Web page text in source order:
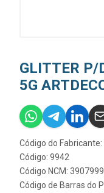
GLITTER P/
5G
Código do
Código: 9942
Código NCM:
Código de Barras do